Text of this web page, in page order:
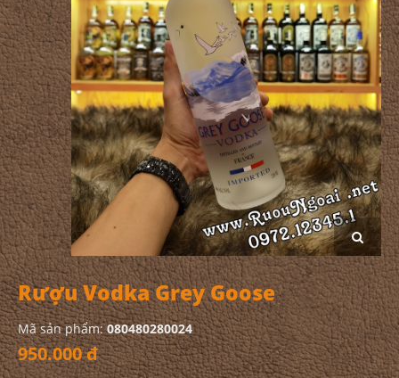
Rượu Vodka Grey Goose
Mã sản phẩm:080480280024
950.000 đ